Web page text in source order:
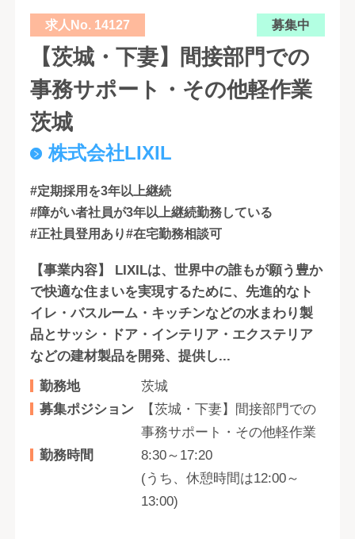
求人No. 14127 募集中
【茨城・下妻】間接部門での
事務サポート・その他軽作業
茨城
株式会社LIXIL
#定期採用を3年以上継続
#障がい者社員が3年以上継続勤務している
#正社員登用あり#在宅勤務相談可
【事業内容】 LIXILは、世界中の誰もが願う豊か
で快適な住まいを実現するために、先進的なト
イレ・バスルーム・キッチンなどの水まわり製
品とサッシ・ドア・インテリア・エクステリア
などの建材製品を開発、提供し...
勤務地
茨城
募集ポジション
【茨城・下妻】間接部門での
事務サポート・その他軽作業
勤務時間
8:30～17:20
(うち、休憩時間は12:00～
13:00)